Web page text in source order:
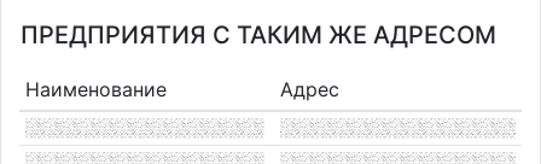
ПРЕДПРИЯТИЯ С ТАКИМ ЖЕ АДРЕСОМ
Наименование Адрес